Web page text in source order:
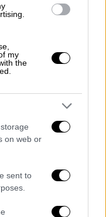
my
the
on web or
sent to
πριν
- Αφορμή το
της πορείας